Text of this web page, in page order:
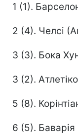
1 (1).
2 (4). Челсі
3 (3). Бока
3 (2).
5 (8).
6 (5).